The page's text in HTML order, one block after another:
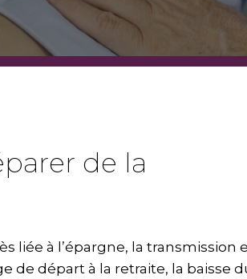
de la
liée à l’épargne, la transmission
de départ à la retraite, la baisse